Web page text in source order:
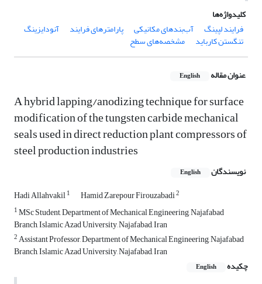
کلیدواژه‌ها
فرایند لپینگ
آب‌بندهای مکانیکی پارامترهای فرایند آنودایزینگ
تنگستن کارباید مشخصه‌های سطح
عنوان مقاله English
A hybrid lapping/anodizing technique for surface
modification of the tungsten carbide mechanical
seals used in direct reduction plant compressors of
steel production industries
نویسندگان English
Hadi Allahvakil1 Hamid Zarepour Firouzabadi2
1MSc Student, Department of Mechanical Engineering, Najafabad
Branch, Islamic Azad University, Najafabad, Iran
2Assistant Professor, Department of Mechanical Engineering, Najafabad
Branch, Islamic Azad University, Najafabad, Iran
چکیده
English